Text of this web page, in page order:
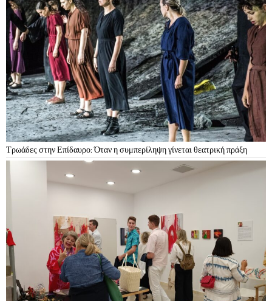
Τρωάδες στην Επίδαυρο: Όταν η συμπερίληψη γίνεται θεατρική πράξη